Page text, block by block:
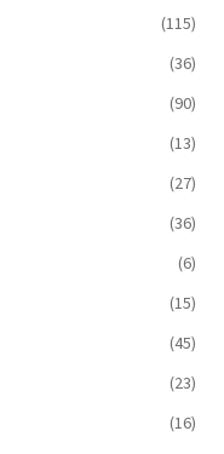
(115)
(36)
(90)
(13)
(27)
(36)
(6)
(15)
(45)
(23)
(16)